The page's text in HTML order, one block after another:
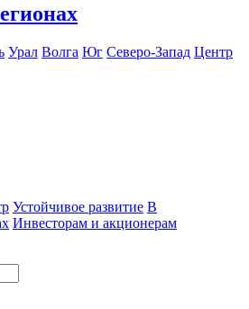
Урал Волга Юг Северо-Запад Центр
Устойчивое развитие В
Инвесторам и акционерам